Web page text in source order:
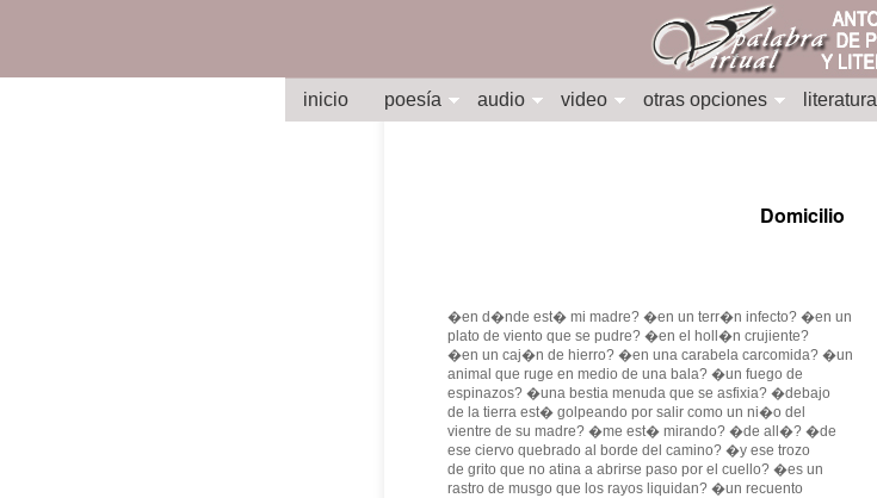
inicio poesía audio video otras opciones literatura
Domicilio
�en d�nde est� mi madre? �en un terr�n infecto? �en un
plato de viento que se pudre? �en el holl�n crujiente?
�en un caj�n de hierro? �en una carabela carcomida? �un
animal que ruge en medio de una bala? �un fuego de
espinazos? �una bestia menuda que se asfixia? �debajo
de la tierra est� golpeando por salir como un ni�o del
vientre de su madre? �me est� mirando? �de all�? �de
ese ciervo quebrado al borde del camino? �y ese trozo
de grito que no atina a abrirse paso por el cuello? �es un
rastro de musgo que los rayos liquidan? �un recuento